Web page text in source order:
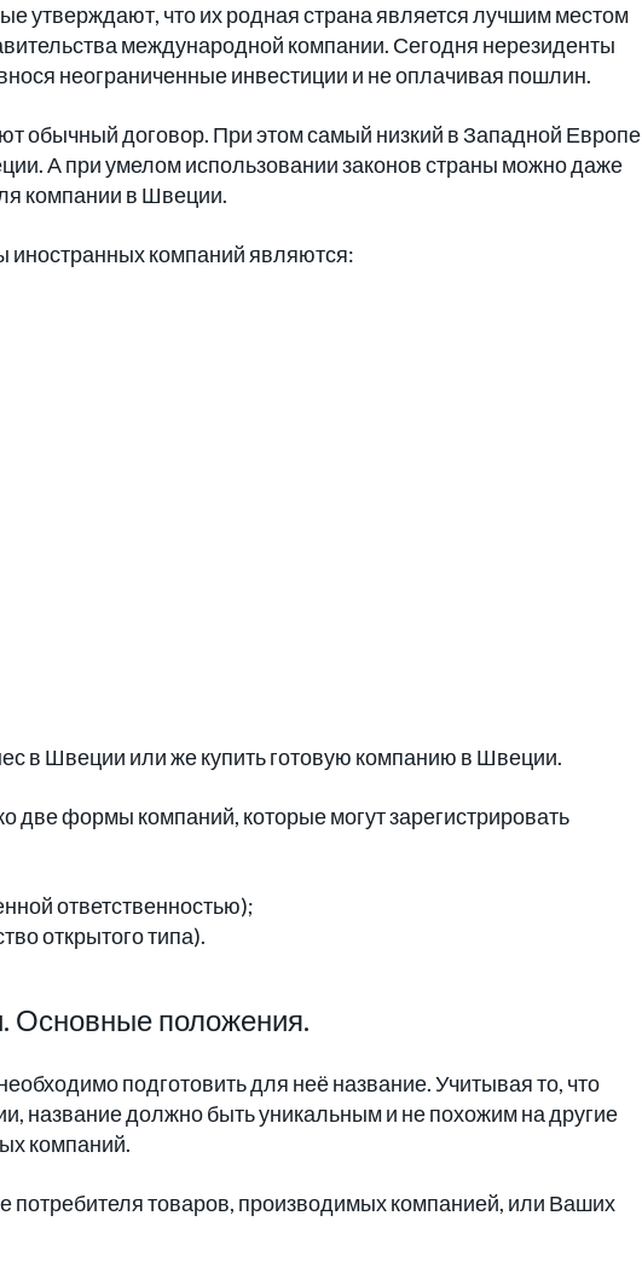
утверждают, что их родная страна является лучшим местом
международной компании. Сегодня нерезиденты
неограниченные инвестиции и не оплачивая пошлин.
обычный договор. При этом самый низкий в Западной Европе
А при умелом использовании законов страны можно даже
компании в Швеции.
компаний являются:
в Швеции или же купить готовую компанию в Швеции.
две формы компаний, которые могут зарегистрировать
ответственностью);
открытого типа).
Основные положения.
подготовить для неё название. Учитывая то, что
название должно быть уникальным и не похожим на другие
компаний.
потребителя товаров, производимых компанией, или Ваших